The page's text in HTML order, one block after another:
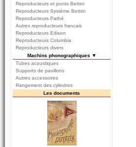
Reproducteurs et ponts Bettini
Reproducteurs Système Bettini
Reproducteurs Pathé
Autres reproducteurs francais
Reproducteurs Edison
Reproducteurs Columbia
Reproducteurs divers
Machins phonographiques ▼
Tubes acoustiques
Supports de pavillons
Autres accessoires
Rangement des cylindres
Les documents